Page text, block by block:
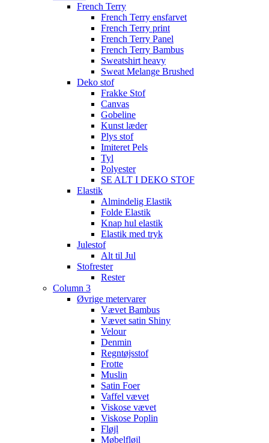
French Terry
French Terry ensfarvet
French Terry print
French Terry Panel
French Terry Bambus
Sweatshirt heavy
Sweat Melange Brushed
Deko stof
Frakke Stof
Canvas
Gobeline
Kunst læder
Plys stof
Imiteret Pels
Tyl
Polyester
SE ALT I DEKO STOF
Elastik
Almindelig Elastik
Folde Elastik
Knap hul elastik
Elastik med tryk
Julestof
Alt til Jul
Stofrester
Rester
Column 3
Øvrige metervarer
Vævet Bambus
Vævet satin Shiny
Velour
Denmin
Regntøjsstof
Frotte
Muslin
Satin Foer
Vaffel vævet
Viskose vævet
Viskose Poplin
Fløjl
Møbelfløjl